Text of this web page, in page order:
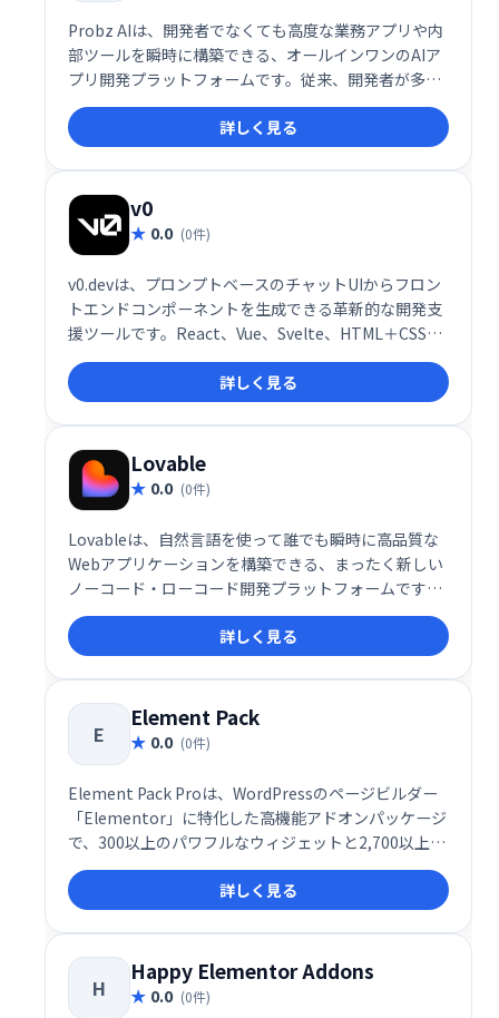
Probz AIは、開発者でなくても高度な業務アプリや内
部ツールを瞬時に構築できる、オールインワンのAIア
プリ開発プラットフォームです。従来、開発者が多く
の時間を費やしていたERPやCRM、顧客ポータル、業
務プロセス自動化ツールといったカスタム業務アプリ
ケーションの構築を、プロンプト入力だけで完結させ
る革新的な仕組みを提供しています。
詳しく見る
v0
0.0 (0件)
v0.devは、プロンプトベースのチャットUIからフロン
トエンドコンポーネントを生成できる革新的な開発支
援ツールです。React、Vue、Svelte、HTML＋CSSと
いった主要なフロントエンド技術に対応し、プログラ
マーが自然言語でUIやコードの指示を出すだけで、す
ぐに利用可能なコードを生成します。コードはそのま
まコピー・ダウンロードできるだけでなく、shadcn
CLIを使ってNext.jsプロジェクトへの組み込みまで一
気に行える点が大きな特長です。
詳しく見る
Lovable
0.0 (0件)
Lovableは、自然言語を使って誰でも瞬時に高品質な
Webアプリケーションを構築できる、まったく新しい
ノーコード・ローコード開発プラットフォームです。
「アイデアからアプリまで数秒」というコンセプトの
もと、Lovableは“スーパーヒューマンなフルスタック
エンジニア”として、開発の常識を根底から覆します。
詳しく見る
E
Element Pack
0.0 (0件)
Element Pack Proは、WordPressのページビルダー
「Elementor」に特化した高機能アドオンパッケージ
で、300以上のパワフルなウィジェットと2,700以上の
テンプレート・プリメイドセクションを備えた、まさ
にプロフェッショナル仕様のデザイン支援ツールで
す。UI/UXに優れた設計思想と、実用性に富んだ豊富
なウィジェット群により、初心者から上級者まで、あ
らゆるユーザーのWeb制作を圧倒的に効率化してくれ
ます。
詳しく見る
H
Happy Elementor Addons
0.0 (0件)